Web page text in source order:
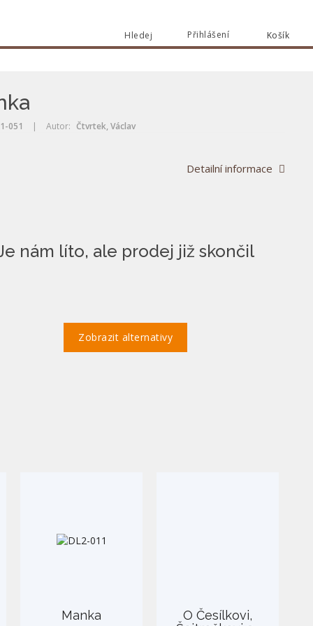
Košík
Přihlášení
Hledej
051 | Autor: Čtvrtek, Václav
Detailní informace
nám líto, ale prodej již skončil
Zobrazit alternativy
Manka
O Česílkovi,